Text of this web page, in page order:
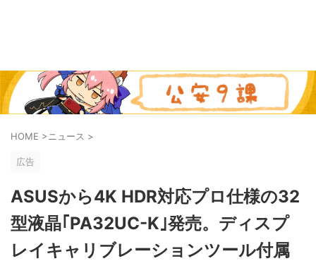
HOME >ニュース >
広告
ASUSから4K HDR対応プロ仕様の32
型液晶｢PA32UC-K｣発売。ディスプ
レイキャリブレーションツール付属